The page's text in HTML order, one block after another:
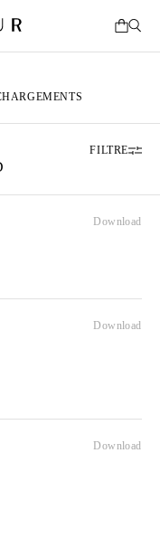
FILTRE
Download
Download
Download